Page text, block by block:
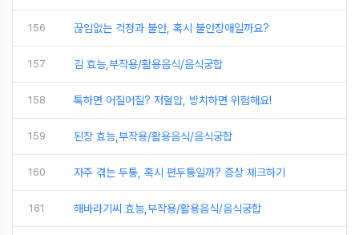
156 끊임없는 걱정과 불안, 혹시 불안장애일까요?
157 김 효능,부작용/활용음식/음식궁합
158 툭하면 어질어질? 저혈압, 방치하면 위험해요!
159 된장 효능,부작용/활용음식/음식궁합
160 자주 겪는 두통, 혹시 편두통일까? 증상 체크하기
161 해바라기씨 효능,부작용/활용음식/음식궁합